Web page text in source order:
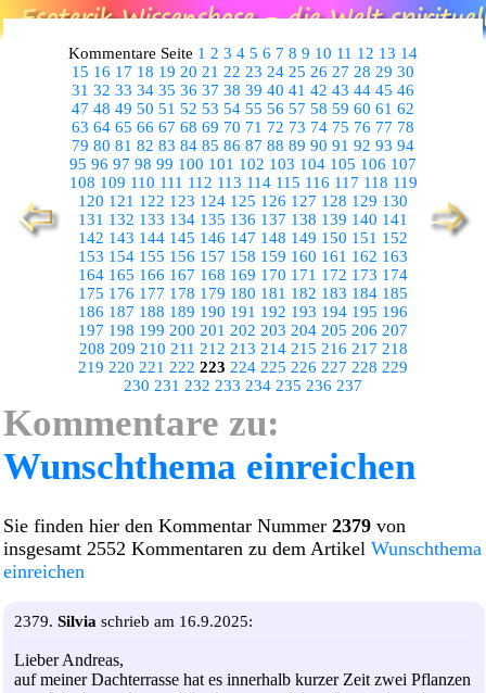
Kommentare Seite 1 2 3 4 5 6 7 8 9 10 11 12 13 14
15 16 17 18 19 20 21 22 23 24 25 26 27 28 29 30
31 32 33 34 35 36 37 38 39 40 41 42 43 44 45 46
47 48 49 50 51 52 53 54 55 56 57 58 59 60 61 62
63 64 65 66 67 68 69 70 71 72 73 74 75 76 77 78
79 80 81 82 83 84 85 86 87 88 89 90 91 92 93 94
95 96 97 98 99 100 101 102 103 104 105 106 107
108 109 110 111 112 113 114 115 116 117 118 119
120 121 122 123 124 125 126 127 128 129 130
131 132 133 134 135 136 137 138 139 140 141
142 143 144 145 146 147 148 149 150 151 152
153 154 155 156 157 158 159 160 161 162 163
164 165 166 167 168 169 170 171 172 173 174
175 176 177 178 179 180 181 182 183 184 185
186 187 188 189 190 191 192 193 194 195 196
197 198 199 200 201 202 203 204 205 206 207
208 209 210 211 212 213 214 215 216 217 218
219 220 221 222 223 224 225 226 227 228 229
230 231 232 233 234 235 236 237
Kommentare zu:
Wunschthema einreichen
Sie finden hier den Kommentar Nummer 2379 von
insgesamt 2552 Kommentaren zu dem Artikel Wunschthema
einreichen
2379. Silvia schrieb am 16.9.2025:
Lieber Andreas,
auf meiner Dachterrasse hat es innerhalb kurzer Zeit zwei Pflanzen